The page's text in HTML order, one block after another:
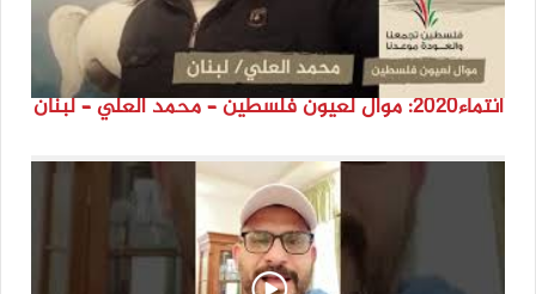
انتماء2020: موال لعيون فلسطين – محمد العلي – لبنان